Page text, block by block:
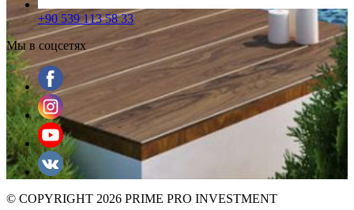
+90 539 113 58 33
Мы в соцсетях
© COPYRIGHT 2026 PRIME PRO INVESTMENT